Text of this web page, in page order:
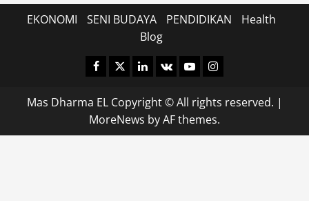
EKONOMI SENI BUDAYA PENDIDIKAN
Health
Blog
Facebook
TwitterLinkedin
VK YoutubeInstagram
Mas Dharma EL Copyright © All rights reserved. |
MoreNews by AF themes.